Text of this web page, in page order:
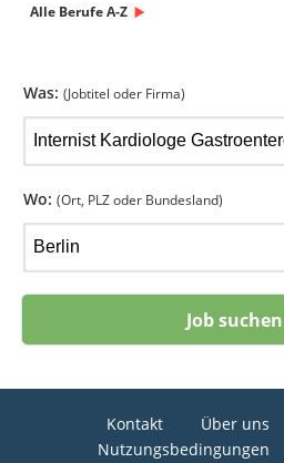
Alle Berufe A-Z
Was: (Jobtitel oder Firma)
Wo: (Ort, PLZ oder Bundesland)
Kontakt Über uns
Nutzungsbedingungen